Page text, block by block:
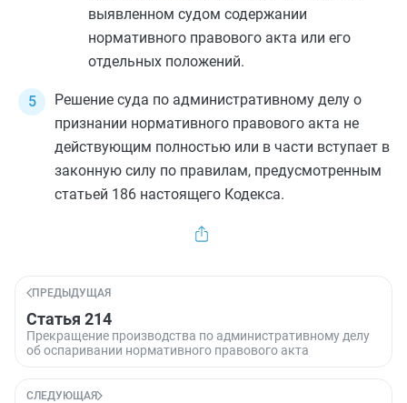
выявленном судом содержании
нормативного правового акта или его
отдельных положений.
Решение суда по административному делу о
признании нормативного правового акта не
действующим полностью или в части вступает в
законную силу по правилам, предусмотренным
статьей 186 настоящего Кодекса.
ПРЕДЫДУЩАЯ
Статья 214
Прекращение производства по административному делу
об оспаривании нормативного правового акта
СЛЕДУЮЩАЯ